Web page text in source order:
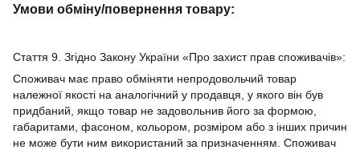
Умови обміну/повернення товару:
Стаття 9. Згідно Закону України «Про захист прав споживачів»:
Споживач має право обміняти непродовольчий товар
належної якості на аналогічний у продавця, у якого він був
придбаний, якщо товар не задовольнив його за формою,
габаритами, фасоном, кольором, розміром або з інших причин
не може бути ним використаний за призначенням. Споживач